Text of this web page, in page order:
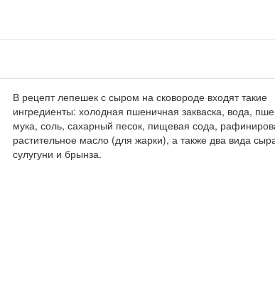
В рецепт лепешек с сыром на сковороде входят такие
ингредиенты: холодная пшеничная закваска, вода,
мука, соль, сахарный песок, пищевая сода,
растительное масло (для жарки), а также два вида
сулугуни и брынза.